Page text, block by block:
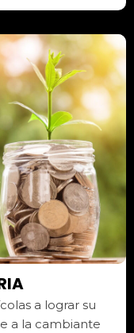
a lograr su
a la cambiante